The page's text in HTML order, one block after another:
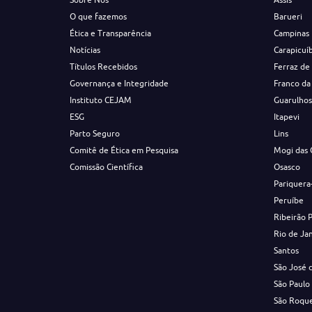
O que fazemos
Ética e Transparência
Notícias
Títulos Recebidos
Governança e Integridade
Instituto CEJAM
ESG
Parto Seguro
Comitê de Ética em Pesquisa
Comissão Científica
Barueri
Campinas
Ferraz
Franco
Guarulhos
Itapevi
Lins
Mogi das
Osasco
Peruíbe
Ribeirão
Rio de
Santos
São José
São Paulo
São